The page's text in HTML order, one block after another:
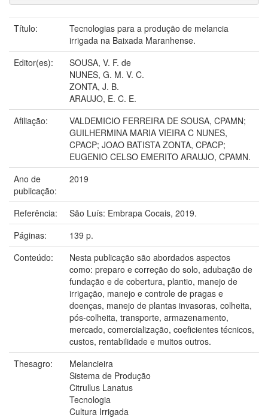
Título:
Tecnologias para a produção de melancia
irrigada na Baixada Maranhense.
Editor(es):
SOUSA, V. F. de
NUNES, G. M. V. C.
ZONTA, J. B.
ARAUJO, E. C. E.
Afiliação:
VALDEMICIO FERREIRA DE SOUSA, CPAMN;
GUILHERMINA MARIA VIEIRA C NUNES,
CPACP; JOAO BATISTA ZONTA, CPACP;
EUGENIO CELSO EMERITO ARAUJO, CPAMN.
Ano de
publicação:
2019
Referência:
São Luís: Embrapa Cocais, 2019.
Páginas:
139 p.
Conteúdo:
Nesta publicação são abordados aspectos
como: preparo e correção do solo, adubação de
fundação e de cobertura, plantio, manejo de
irrigação, manejo e controle de pragas e
doenças, manejo de plantas invasoras, colheita,
pós-colheita, transporte, armazenamento,
mercado, comercialização, coeficientes técnicos,
custos, rentabilidade e muitos outros.
Thesagro:
Melancieira
Sistema de Produção
Citrullus Lanatus
Tecnologia
Cultura Irrigada